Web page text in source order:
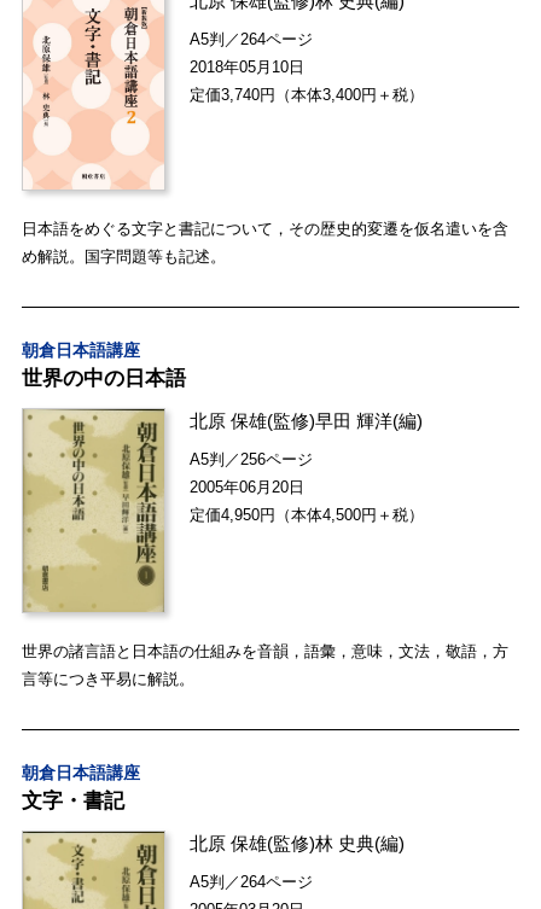
A5判／264ページ
2018年05月10日
定価3,740円（本体3,400円＋税）
日本語をめぐる文字と書記について，その歴史的変遷を仮名遣いを含
め解説。国字問題等も記述。
朝倉日本語講座
世界の中の日本語
北原 保雄(監修)早田 輝洋(編)
A5判／256ページ
2005年06月20日
定価4,950円（本体4,500円＋税）
世界の諸言語と日本語の仕組みを音韻，語彙，意味，文法，敬語，方
言等につき平易に解説。
朝倉日本語講座
文字・書記
北原 保雄(監修)林 史典(編)
A5判／264ページ